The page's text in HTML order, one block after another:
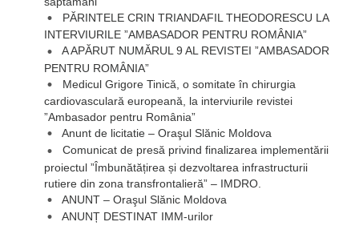
PĂRINTELE CRIN TRIANDAFIL THEODORESCU LA
INTERVIURILE ”AMBASADOR PENTRU ROMÂNIA”
A APĂRUT NUMĂRUL 9 AL REVISTEI ”AMBASADOR
PENTRU ROMÂNIA”
Medicul Grigore Tinică, o somitate în chirurgia
cardiovasculară europeană, la interviurile revistei
”Ambasador pentru România”
Anunt de licitatie – Oraşul Slănic Moldova
Comunicat de presă privind finalizarea implementării
proiectul ”Îmbunătățirea și dezvoltarea infrastructurii
rutiere din zona transfrontalieră” – IMDRO.
ANUNT – Oraşul Slănic Moldova
ANUNȚ DESTINAT IMM-urilor